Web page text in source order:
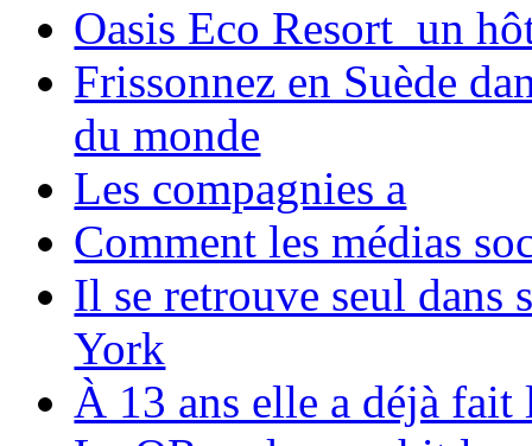
Oasis Eco Resort un
Frissonnez en Suède
du monde
Les compagnies a
Comment les médias
Il se retrouve seul dans
York
À 13 ans elle a déjà